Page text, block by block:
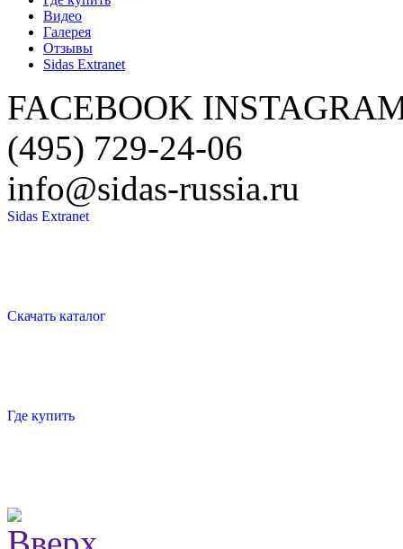
Видео
Галерея
Отзывы
Sidas Extranet
FACEBOOK
(495) 729-24-06
info@sidas-russia.ru
Sidas Extranet
Скачать каталог
Где купить